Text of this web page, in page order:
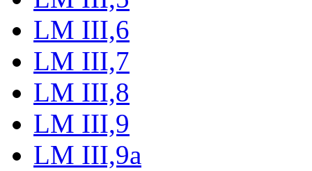
LM III,6
LM III,7
LM III,8
LM III,9
LM III,9a